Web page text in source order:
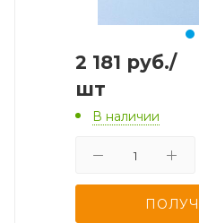
2 181 руб./
шт
В наличии